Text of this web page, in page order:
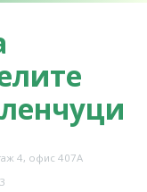
4, офис 407А